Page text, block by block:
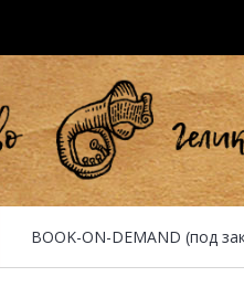
BOOK-ON-DEMAND (под